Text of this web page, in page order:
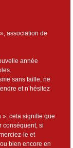
», association de
année
sans faille, ne
et n’hésitez
», cela signifie que
conséquent, si
le et
bien encore en